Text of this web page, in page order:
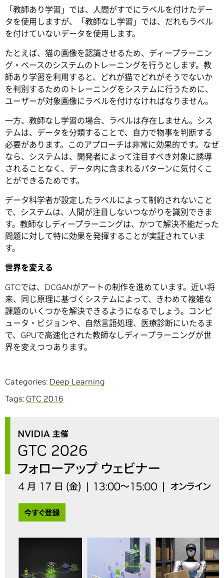
「教師あり学習」では、人間がすでにラベルを付けたデー
タを使用しますが、「教師なし学習」では、だれもラベル
を付けていないデータを使用します。
たとえば、猫の画像を認識させるため、ディープラーニン
グ・ベースのシステムのトレーニングを行うとします。教
師あり学習を利用すると、どれが猫でどれがそうでないか
を判別するためのトレーニングをシステムに行うために、
ユーザーが対象画像にラベルを付けなければなりません。
一方、教師なし学習の場合、ラベルは存在しません。シス
テムは、データを分類することで、自力で物事を判断する
必要があります。このアプローチは非常に効果的です。なぜ
なら、システムは、開発者によって注目すべき対象に誘導
されることなく、データ内に含まれるパターンに気付くこ
とができるためです。
データ科学者が設定したラベルによって制約されないこと
で、システムは、人間が注目しないつながりを識別できま
す。教師なしディープラーニングは、かつて解決不能だった
問題に対して特に効果を発揮することが実証されていま
す。
世界を変える
GTCでは、DCGANがアートの制作を進めています。近い将
来、同じ原理に基づくシステムによって、きわめて複雑な
課題のいくつかを解決できるようになるでしょう。コンピ
ュータ・ビジョンや、自然言語処理、医療診断にいたるま
で、GPUで高速化された教師なしディープラーニングが世
界を変えつつあります。
Categories: Deep Learning
Tags: GTC 2016